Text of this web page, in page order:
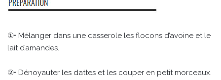
①• Mélanger dans une casserole les flocons d’avoine et le
lait d’amandes.
②• Dénoyauter les dattes et les couper en petit morceaux.